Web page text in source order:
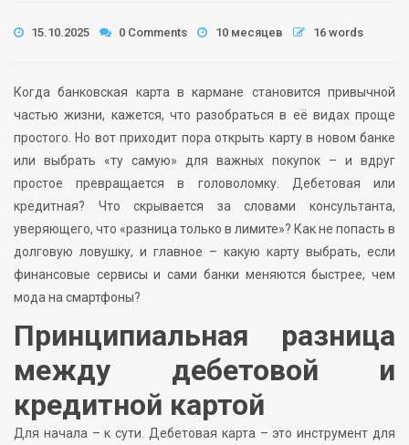
15.10.2025 0 Comments 10 месяцев 16 words
Когда банковская карта в кармане становится привычной
частью жизни, кажется, что разобраться в её видах проще
простого. Но вот приходит пора открыть карту в новом банке
или выбрать «ту самую» для важных покупок – и вдруг
простое превращается в головоломку. Дебетовая или
кредитная? Что скрывается за словами консультанта,
уверяющего, что «разница только в лимите»? Как не попасть в
долговую ловушку, и главное – какую карту выбрать, если
финансовые сервисы и сами банки меняются быстрее, чем
мода на смартфоны?
Принципиальная разница
между дебетовой и
кредитной картой
Для начала – к сути. Дебетовая карта – это инструмент для